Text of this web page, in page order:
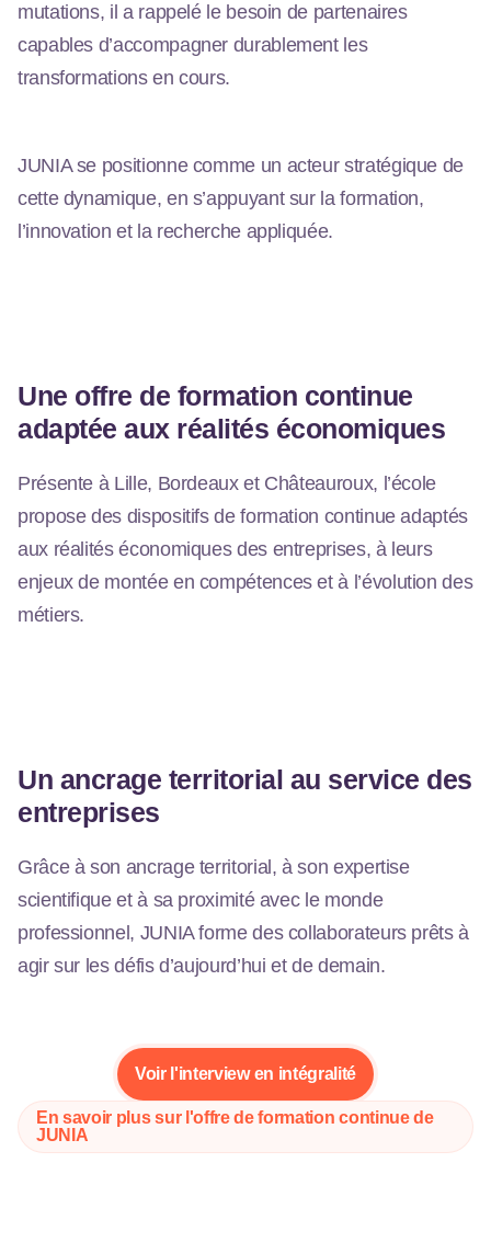
mutations, il a rappelé le besoin de partenaires
capables d’accompagner durablement les
transformations en cours.
JUNIA se positionne comme un acteur stratégique de
cette dynamique, en s’appuyant sur la formation,
l’innovation et la recherche appliquée.
Une offre de formation continue
adaptée aux réalités économiques
Présente à Lille, Bordeaux et Châteauroux, l’école
propose des dispositifs de formation continue adaptés
aux réalités économiques des entreprises, à leurs
enjeux de montée en compétences et à l’évolution des
métiers.
Un ancrage territorial au service des
entreprises
Grâce à son ancrage territorial, à son expertise
scientifique et à sa proximité avec le monde
professionnel, JUNIA forme des collaborateurs prêts à
agir sur les défis d’aujourd’hui et de demain.
Voir l'interview en intégralité
En savoir plus sur l'offre de formation continue de
JUNIA